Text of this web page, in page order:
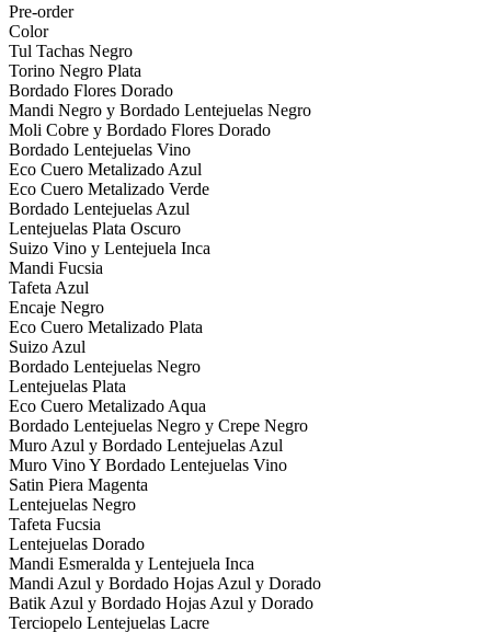
Pre-order
Color
Tul Tachas Negro
Torino Negro Plata
Bordado Flores Dorado
Mandi Negro y Bordado Lentejuelas Negro
Moli Cobre y Bordado Flores Dorado
Bordado Lentejuelas Vino
Eco Cuero Metalizado Azul
Eco Cuero Metalizado Verde
Bordado Lentejuelas Azul
Lentejuelas Plata Oscuro
Suizo Vino y Lentejuela Inca
Mandi Fucsia
Tafeta Azul
Encaje Negro
Eco Cuero Metalizado Plata
Suizo Azul
Bordado Lentejuelas Negro
Lentejuelas Plata
Eco Cuero Metalizado Aqua
Bordado Lentejuelas Negro y Crepe Negro
Muro Azul y Bordado Lentejuelas Azul
Muro Vino Y Bordado Lentejuelas Vino
Satin Piera Magenta
Lentejuelas Negro
Tafeta Fucsia
Lentejuelas Dorado
Mandi Esmeralda y Lentejuela Inca
Mandi Azul y Bordado Hojas Azul y Dorado
Batik Azul y Bordado Hojas Azul y Dorado
Terciopelo Lentejuelas Lacre